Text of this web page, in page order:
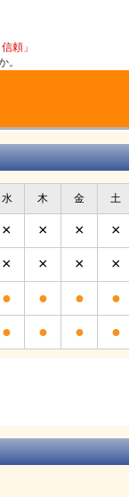
頼」
。
水 木 金 土
× × × ×
×
× × ×
●
● ● ●
●
● ● ●